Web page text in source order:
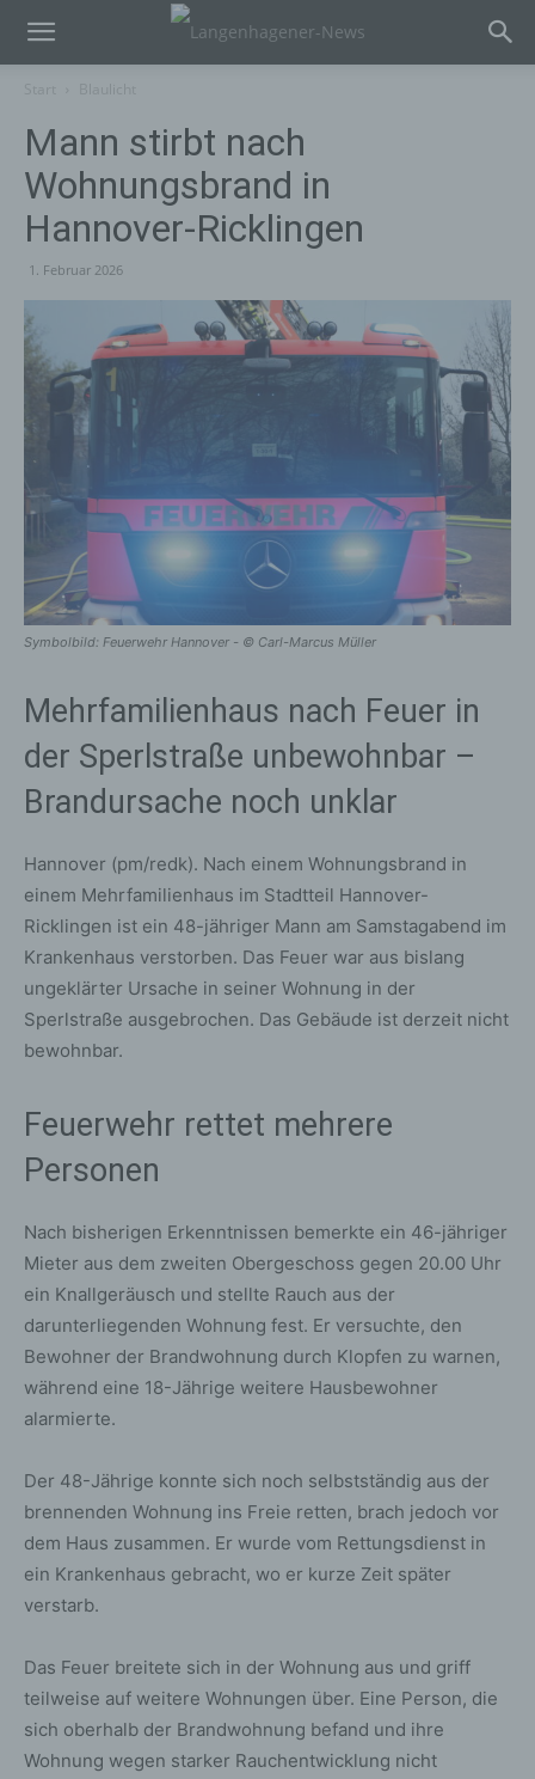
Mann stirbt nach
Wohnungsbrand in
Hannover-Ricklingen
1. Februar 2026
Symbolbild: Feuerwehr Hannover - © Carl-Marcus Müller
Mehrfamilienhaus nach Feuer in
der Sperlstraße unbewohnbar –
Brandursache noch unklar
Hannover (pm/redk). Nach einem Wohnungsbrand in
einem Mehrfamilienhaus im Stadtteil Hannover-
Ricklingen ist ein 48-jähriger Mann am Samstagabend im
Krankenhaus verstorben. Das Feuer war aus bislang
ungeklärter Ursache in seiner Wohnung in der
Sperlstraße ausgebrochen. Das Gebäude ist derzeit nicht
bewohnbar.
Feuerwehr rettet mehrere
Personen
Nach bisherigen Erkenntnissen bemerkte ein 46-jähriger
Mieter aus dem zweiten Obergeschoss gegen 20.00 Uhr
ein Knallgeräusch und stellte Rauch aus der
darunterliegenden Wohnung fest. Er versuchte, den
Bewohner der Brandwohnung durch Klopfen zu warnen,
während eine 18-Jährige weitere Hausbewohner
alarmierte.
Der 48-Jährige konnte sich noch selbstständig aus der
brennenden Wohnung ins Freie retten, brach jedoch vor
dem Haus zusammen. Er wurde vom Rettungsdienst in
ein Krankenhaus gebracht, wo er kurze Zeit später
verstarb.
Das Feuer breitete sich in der Wohnung aus und griff
teilweise auf weitere Wohnungen über. Eine Person, die
sich oberhalb der Brandwohnung befand und ihre
Wohnung wegen starker Rauchentwicklung nicht